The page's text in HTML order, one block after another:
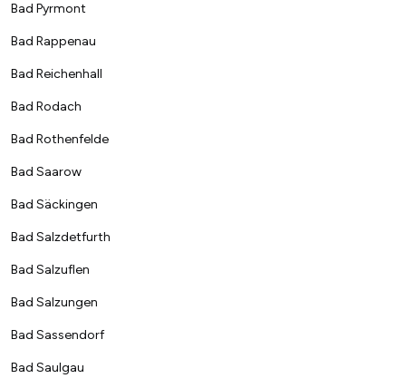
Bad Pyrmont
Bad Rappenau
Bad Reichenhall
Bad Rodach
Bad Rothenfelde
Bad Saarow
Bad Säckingen
Bad Salzdetfurth
Bad Salzuflen
Bad Salzungen
Bad Sassendorf
Bad Saulgau